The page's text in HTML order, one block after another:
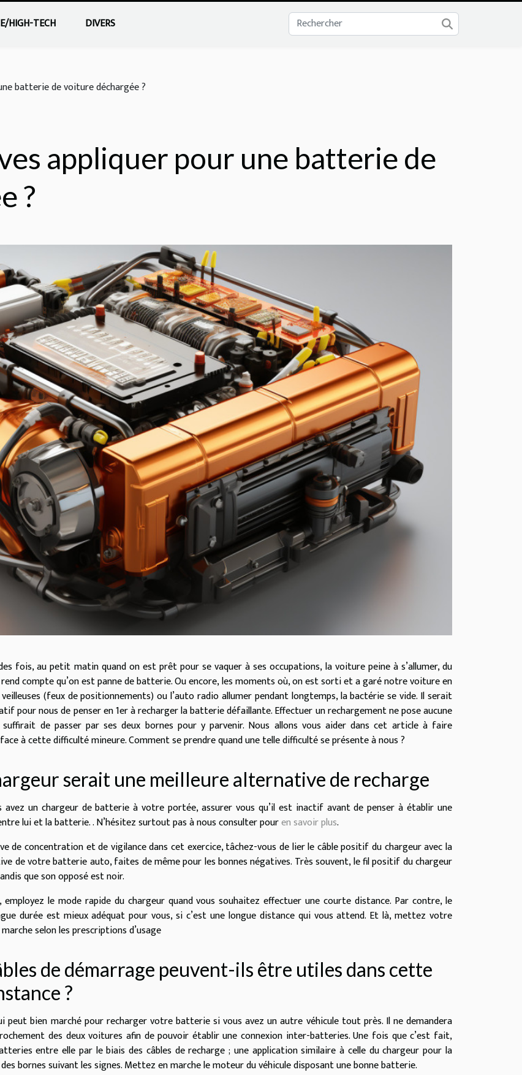
HIGH-TECH DIVERS
batterie de voiture déchargée ?
appliquer pour une batterie de
?
fois, au petit matin quand on est prêt pour se vaquer à ses occupations, la voiture peine à s’allumer, du
compte qu’on est panne de batterie. Ou encore, les moments où, on est sorti et a garé notre voiture en
(feux de positionnements) ou l’auto radio allumer pendant longtemps, la bactérie se vide. Il serait
pour nous de penser en 1er à recharger la batterie défaillante. Effectuer un rechargement ne pose aucune
de passer par ses deux bornes pour y parvenir. Nous allons vous aider dans cet article à faire
à cette difficulté mineure. Comment se prendre quand une telle difficulté se présente à nous ?
serait une meilleure alternative de recharge
avez un chargeur de batterie à votre portée, assurer vous qu’il est inactif avant de penser à établir une
lui et la batterie. . N’hésitez surtout pas à nous consulter pouren savoir plus.
de concentration et de vigilance dans cet exercice, tâchez-vous de lier le câble positif du chargeur avec la
de votre batterie auto, faites de même pour les bonnes négatives. Très souvent, le fil positif du chargeur
que son opposé est noir.
employez le mode rapide du chargeur quand vous souhaitez effectuer une courte distance. Par contre, le
durée est mieux adéquat pour vous, si c’est une longue distance qui vous attend. Et là, mettez votre
selon les prescriptions d’usage
de démarrage peuvent-ils être utiles dans cette
?
peut bien marché pour recharger votre batterie si vous avez un autre véhicule tout près. Il ne demandera
des deux voitures afin de pouvoir établir une connexion inter-batteries. Une fois que c’est fait,
entre elle par le biais des câbles de recharge ; une application similaire à celle du chargeur pour la
bornes suivant les signes. Mettez en marche le moteur du véhicule disposant une bonne batterie.